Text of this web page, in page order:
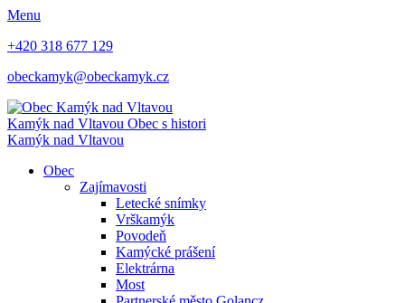
Menu
+420 318 677 129
obeckamyk@obeckamyk.cz
Kamýk nad Vltavou Obec s histori
Kamýk nad Vltavou
Obec
Zajímavosti
Letecké snímky
Vrškamýk
Povodeň
Kamýcké prášení
Elektrárna
Most